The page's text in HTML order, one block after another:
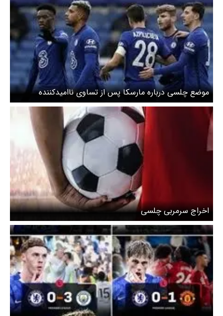
موضع چلسی درباره مارسکا پس از تساوی ناامیدکننده
اخراج سرمربی چلسی